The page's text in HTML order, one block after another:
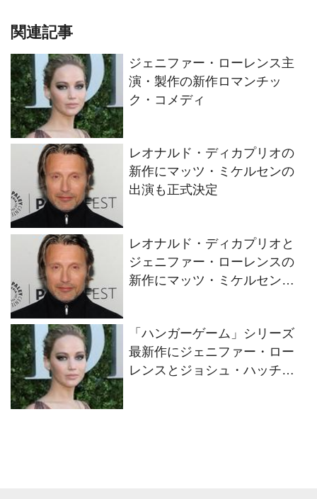
関連記事
ジェニファー・ローレンス主
演・製作の新作ロマンチッ
ク・コメディ
レオナルド・ディカプリオの
新作にマッツ・ミケルセンの
出演も正式決定
レオナルド・ディカプリオと
ジェニファー・ローレンスの
新作にマッツ・ミケルセンも
「ハンガーゲーム」シリーズ
最新作にジェニファー・ロー
レンスとジョシュ・ハッチャ